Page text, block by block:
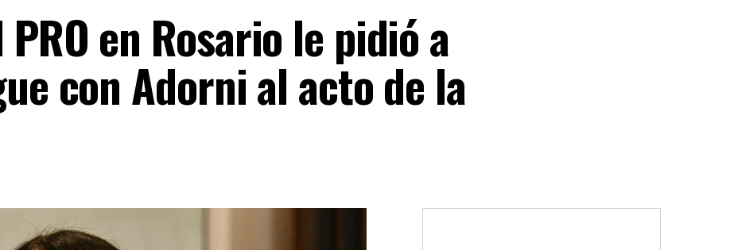
en Rosario le pidió a
con Adorni al acto de la